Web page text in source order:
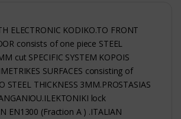
ELECTRONIC KODIKO.TO FRONT
consists of one piece STEEL
cut SPECIFIC SYSTEM KOPOIS
SURFACES consisting of
STEEL THICKNESS 3MM.PROSTASIAS
lock
EN1300 (Fraction A ) .ITALIAN